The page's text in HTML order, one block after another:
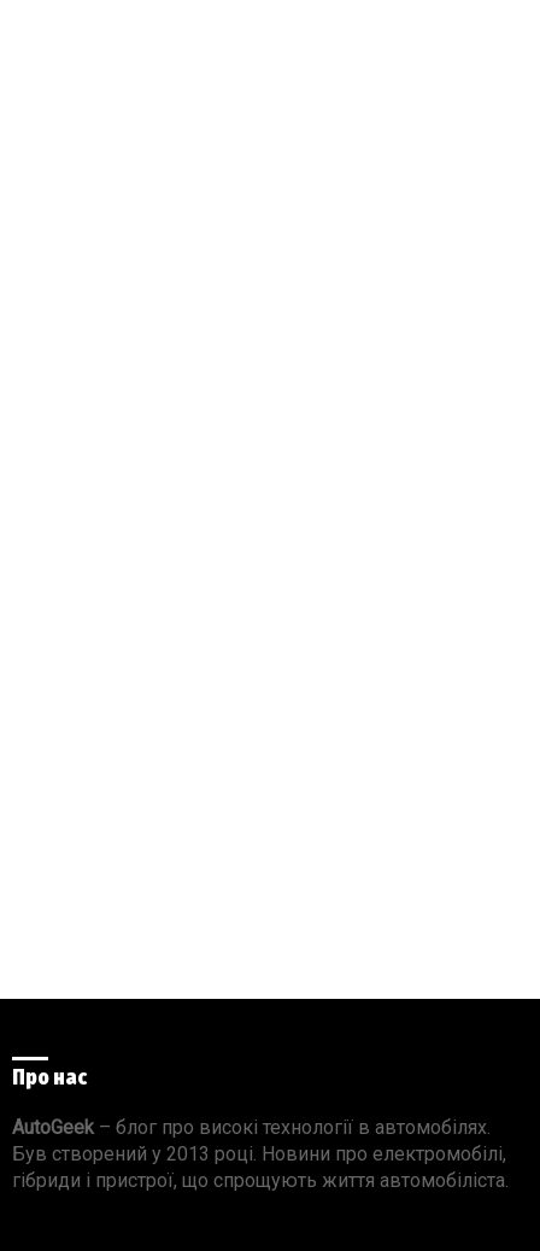
Про нас
AutoGeek – блог про високі технології в автомобілях.
Був створений у 2013 році. Новини про електромобілі,
гібриди і пристрої, що спрощують життя автомобіліста.